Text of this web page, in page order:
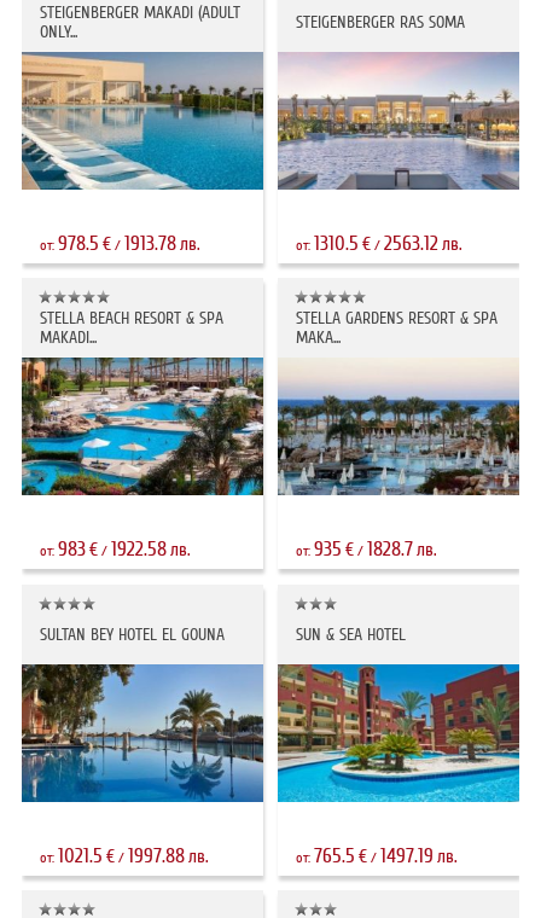
STEIGENBERGER MAKADI (ADULT
ONLY...
от: 978.5 €/ 1913.78лв.
STEIGENBERGER RAS SOMA
от: 1310.5 € /2563.12лв.
STELLA BEACH RESORT & SPA
MAKADI...
от: 983€/ 1922.58лв.
STELLA GARDENS RESORT & SPA
MAKA...
от:935 € / 1828.7лв.
SULTAN BEY HOTEL EL GOUNA
от: 1021.5 €/ 1997.88 лв.
SUN & SEA HOTEL
от: 765.5 € / 1497.19 лв.